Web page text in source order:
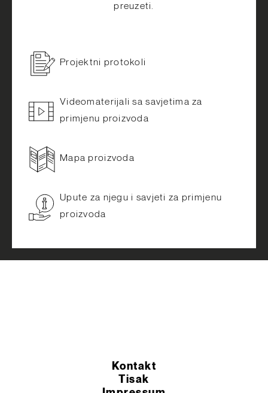
preuzeti.
Projektni protokoli
Videomaterijali sa savjetima za
primjenu proizvoda
Mapa proizvoda
Upute za njegu i savjeti za primjenu
proizvoda
Kontakt
Tisak